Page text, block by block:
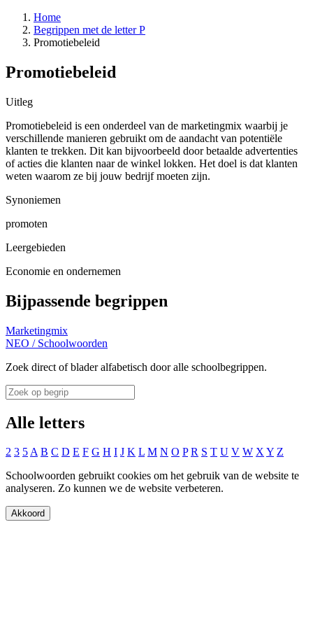
Home
Begrippen met de letter P
Promotiebeleid
Promotiebeleid
Uitleg
Promotiebeleid is een onderdeel van de marketingmix waarbij je
verschillende manieren gebruikt om de aandacht van potentiële
klanten te trekken. Dit kan bijvoorbeeld door betaalde advertenties
of acties die klanten naar de winkel lokken. Het doel is dat klanten
weten waarom ze bij jouw bedrijf moeten zijn.
Synoniemen
promoten
Leergebieden
Economie en ondernemen
Bijpassende begrippen
Marketingmix
NEO / Schoolwoorden
Zoek direct of blader alfabetisch door alle schoolbegrippen.
Alle letters
2 3 5A B C D E F G H I J K L M N O P R S T U V W XY Z
Schoolwoorden gebruikt cookies om het gebruik van de website te
analyseren. Zo kunnen we de website verbeteren.
Akkoord